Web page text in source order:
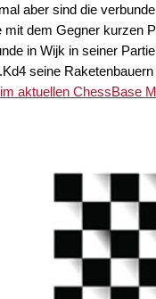
aber sind die
mit dem Gegner kurzen
in Wijk in seiner
seine
aktuellen ChessBase